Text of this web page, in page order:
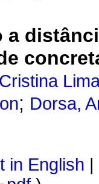
a
; Dorsa,
in English